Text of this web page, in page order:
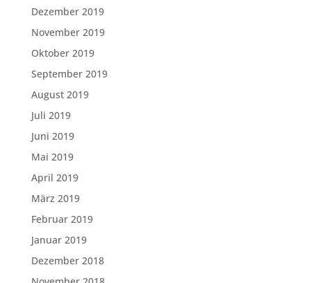
Dezember 2019
November 2019
Oktober 2019
September 2019
August 2019
Juli 2019
Juni 2019
Mai 2019
April 2019
März 2019
Februar 2019
Januar 2019
Dezember 2018